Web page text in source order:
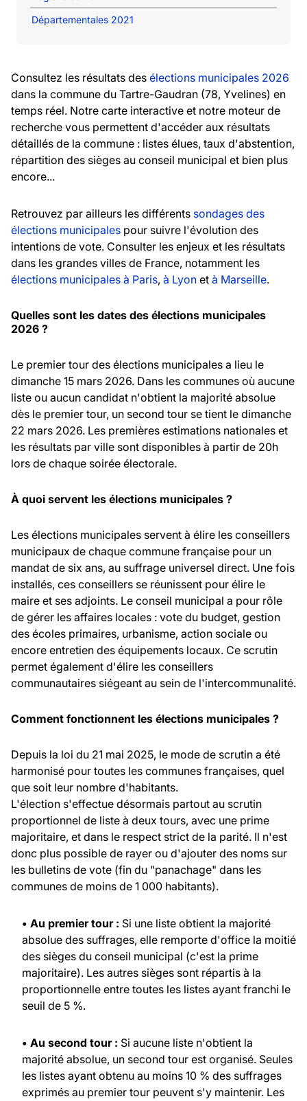
Départementales 2021
Consultez les résultats des élections municipales 2026
dans la commune du Tartre-Gaudran (78, Yvelines) en
temps réel. Notre carte interactive et notre moteur de
recherche vous permettent d'accéder aux résultats
détaillés de la commune : listes élues, taux d'abstention,
répartition des sièges au conseil municipal et bien plus
encore...
Retrouvez par ailleurs les différents sondages des
élections municipales pour suivre l'évolution des
intentions de vote. Consulter les enjeux et les résultats
dans les grandes villes de France, notamment les
élections municipales à Paris, à Lyon et à Marseille.
Quelles sont les dates des élections municipales
2026 ?
Le premier tour des élections municipales a lieu le
dimanche 15 mars 2026. Dans les communes où aucune
liste ou aucun candidat n'obtient la majorité absolue
dès le premier tour, un second tour se tient le dimanche
22 mars 2026. Les premières estimations nationales et
les résultats par ville sont disponibles à partir de 20h
lors de chaque soirée électorale.
À quoi servent les élections municipales ?
Les élections municipales servent à élire les conseillers
municipaux de chaque commune française pour un
mandat de six ans, au suffrage universel direct. Une fois
installés, ces conseillers se réunissent pour élire le
maire et ses adjoints. Le conseil municipal a pour rôle
de gérer les affaires locales : vote du budget, gestion
des écoles primaires, urbanisme, action sociale ou
encore entretien des équipements locaux. Ce scrutin
permet également d'élire les conseillers
communautaires siégeant au sein de l'intercommunalité.
Comment fonctionnent les élections municipales ?
Depuis la loi du 21 mai 2025, le mode de scrutin a été
harmonisé pour toutes les communes françaises, quel
que soit leur nombre d'habitants.
L'élection s'effectue désormais partout au scrutin
proportionnel de liste à deux tours, avec une prime
majoritaire, et dans le respect strict de la parité. Il n'est
donc plus possible de rayer ou d'ajouter des noms sur
les bulletins de vote (fin du "panachage" dans les
communes de moins de 1 000 habitants).
• Au premier tour : Si une liste obtient la majorité
absolue des suffrages, elle remporte d'office la moitié
des sièges du conseil municipal (c'est la prime
majoritaire). Les autres sièges sont répartis à la
proportionnelle entre toutes les listes ayant franchi le
seuil de 5 %.
• Au second tour : Si aucune liste n'obtient la
majorité absolue, un second tour est organisé. Seules
les listes ayant obtenu au moins 10 % des suffrages
exprimés au premier tour peuvent s'y maintenir. Les